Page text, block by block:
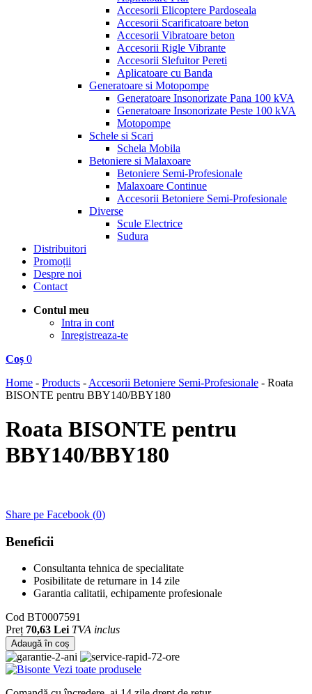
Accesorii Elicoptere Pardoseala
Accesorii Scarificatoare beton
Accesorii Vibratoare beton
Accesorii Rigle Vibrante
Accesorii Slefuitor Pereti
Aplicatoare cu Banda
Generatoare si Motopompe
Generatoare Insonorizate Pana 100 kVA
Generatoare Insonorizate Peste 100 kVA
Motopompe
Schele si Scari
Schela Mobila
Betoniere si Malaxoare
Betoniere Semi-Profesionale
Malaxoare Continue
Accesorii Betoniere Semi-Profesionale
Diverse
Scule Electrice
Sudura
Distribuitori
Promoții
Despre noi
Contact
Contul meu
Intra in cont
Inregistreaza-te
Coș 0
Home - Products - Accesorii Betoniere Semi-Profesionale - Roata
BISONTE pentru BBY140/BBY180
Roata BISONTE pentru
BBY140/BBY180
Share pe Facebook (0)
Beneficii
Consultanta tehnica de specialitate
Posibilitate de returnare in 14 zile
Garantia calitatii, echipamente profesionale
Cod BT0007591
Preț 70,63 Lei TVA inclus
Adaugă în coș
Vezi toate produsele